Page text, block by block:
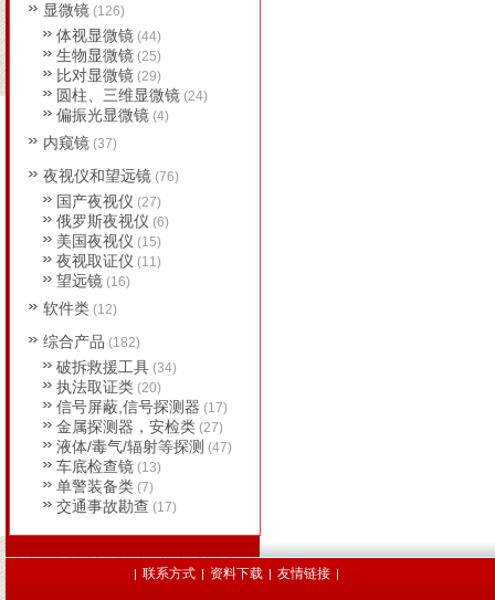
显微镜 (126)
体视显微镜 (44)
生物显微镜 (25)
比对显微镜 (29)
圆柱、三维显微镜 (24)
偏振光显微镜 (4)
内窥镜 (37)
夜视仪和望远镜 (76)
国产夜视仪 (27)
俄罗斯夜视仪 (6)
美国夜视仪 (15)
夜视取证仪 (11)
望远镜 (16)
软件类 (12)
综合产品 (182)
破拆救援工具 (34)
执法取证类 (20)
信号屏蔽,信号探测器 (17)
金属探测器，安检类 (27)
液体/毒气/辐射等探测 (47)
车底检查镜 (13)
单警装备类 (7)
交通事故勘查 (17)
| 联系方式 | 资料下载 | 友情链接 |